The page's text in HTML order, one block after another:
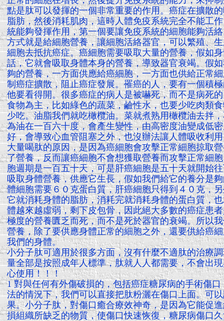
點是肽可以發揮的一個非常重要的作用。癌症在擴散
脂肪，然後消耗肌肉，這時人體免疫系統完全不能工
統能夠發揮作用，第一個要讓免疫系統的細胞能夠活
方式就是給細胞營養，讓細胞活絡器官，可以繁殖、
細胞去抵抗癌症。癌細胞需要吸取大量的營養，假如
話，它就會吸取身體本身的營養，導致器官衰竭。假
夠的營養，一方面供應給癌細胞，一方面也供給正常
制癌症擴散，阻止癌症發展。罹癌的人，要有一個積
他要看得開。很多癌症的病人是被嚇死，而不是病死
食物為主，比如綠色的蔬菜，鹼性水，也要少吃肉類
少吃。油脂我們就吃橄欖油。菜就煮熟用橄欖油去拌
為油在一百六十度，會產生變性，由高密度油變成低
好，會導致心血管阻塞之外，也沒辦法讓人體吸收利
大量喝肽的原因，是因為癌細胞會攻擊正常細胞掠取
了營養，反而讓癌細胞不會想獲取營養而攻擊正常細
胞週期是一百五十天，可是肝癌細胞是五十天就開始
吸取身體營養，供應它生長，假如我們給它的養分是
體細胞需要６０克蛋白質，肝癌細胞只得到４０克，
它就消耗身體的脂肪，消耗完就消耗身體的蛋白質，
體越來越虛弱，剩下皮包骨，因此絕大多數的癌症患
極度的營養匱乏而死，而不是死於器官的衰竭。所以
營養，除了要供應身體正常的細胞之外，還要供給癌
我們的身體。
小分子肽可適用於很多方面，沒有什麼不適肽的治療
量全部是按照成年人標準，肽就人人都需要，不會出
心使用！！！
1 對與任何有外傷破損的，包括癌症糖尿病的手術傷
法的情況下，我們可以直接把肽粉灑在傷口上面。可
果。小分子肽，對傷口癒合療效神奇，是因為它能促
損組織所缺乏的物質，使傷口快速恢復，糖尿病傷口